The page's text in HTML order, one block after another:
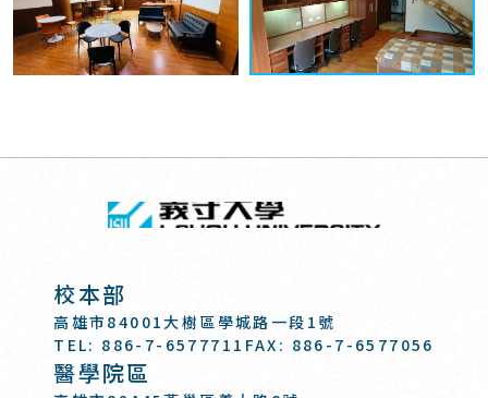
回頂端
校本部
高雄市84001大樹區學城路一段1號
TEL: 886-7-6577711 FAX: 886-7-6577056
醫學院區